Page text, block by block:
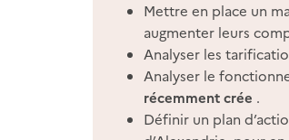
Mettre en place un
augmenter leurs
Analyser les
Analyser le
récemment crée .
Définir un plan